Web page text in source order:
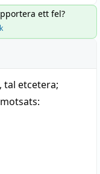
ett fel?
, tal etcetera;